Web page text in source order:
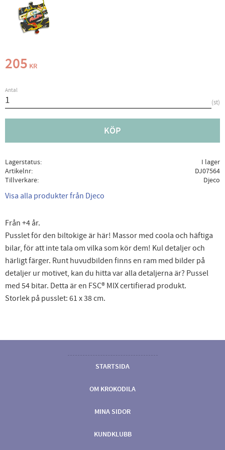
205 KR
Antal
st
KÖP
Lagerstatus
I lager
Artikelnr
DJ07564
Tillverkare
Djeco
Visa alla produkter från Djeco
Från +4 år.
Pusslet för den biltokige är här! Massor med coola och häftiga
bilar, för att inte tala om vilka som kör dem! Kul detaljer och
härligt färger. Runt huvudbilden finns en ram med bilder på
detaljer ur motivet, kan du hitta var alla detaljerna är? Pussel
med 54 bitar. Detta är en FSC®️ MIX certifierad produkt.
Storlek på pusslet: 61 x 38 cm.
STARTSIDA
OM KROKODILA
MINA SIDOR
KUNDKLUBB